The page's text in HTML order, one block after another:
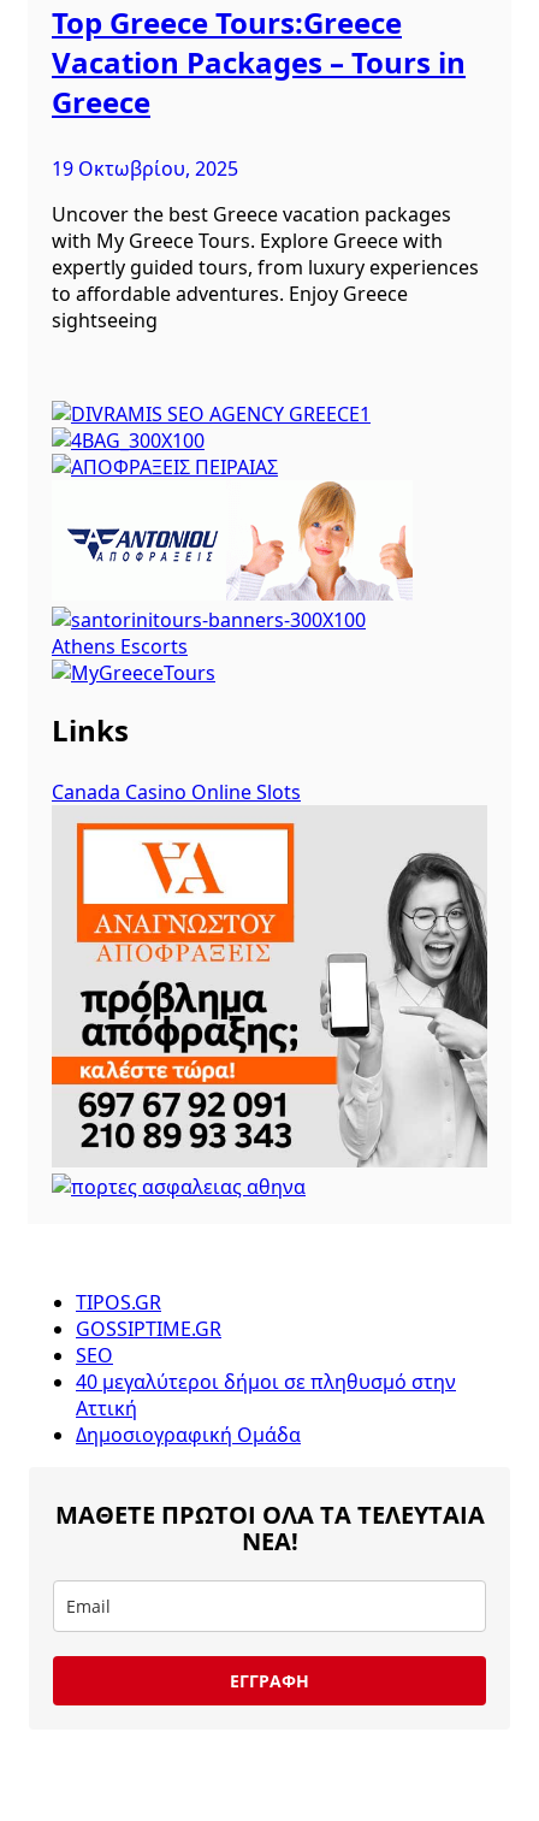
Top Greece Tours:Greece
Vacation Packages – Tours in
Greece
19 Οκτωβρίου, 2025
Uncover the best Greece vacation packages
with My Greece Tours. Explore Greece with
expertly guided tours, from luxury experiences
to affordable adventures. Enjoy Greece
sightseeing
Athens Escorts
Links
Canada Casino Online Slots
TIPOS.GR
GOSSIPTIME.GR
SEO
40 μεγαλύτεροι δήμοι σε πληθυσμό στην
Αττική
Δημοσιογραφική Ομάδα
ΜΑΘΕΤΕ ΠΡΩΤΟΙ ΟΛΑ ΤΑ ΤΕΛΕΥΤΑΙΑ
ΝΕΑ!
ΕΓΓΡΑΦΗ